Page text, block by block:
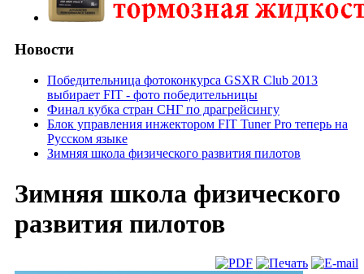
Новости
Победительница фотоконкурса GSXR Club 2013
выбирает FIT - фото победительницы
Финал кубка стран СНГ по драгрейсингу
Блок управления инжектором FIT Tuner Pro теперь на
Русском языке
Зимняя школа физического развития пилотов
Зимняя школа физического
развития пилотов